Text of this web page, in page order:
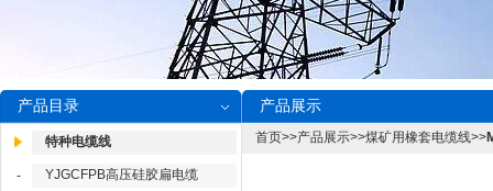
产品目录
特种电缆线
- YJGCFPB高压硅胶扁电缆
产品展示
首页>>产品展示>>煤矿用橡套电缆线>>